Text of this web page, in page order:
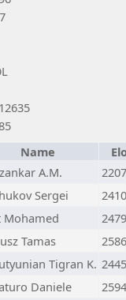
Name
A.M. 2207
Sergei 2410
Mohamed 2479
Tamas 2586
Tigran K. 2445
Daniele 2594